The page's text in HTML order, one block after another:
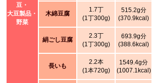
豆・
大豆製品・
野菜
木綿豆腐
1.7丁
(1丁300g)
515.2g分
(370.9kcal)
絹ごし豆腐
2.3丁
(1丁300g)
693.9g分
(388.6kcal)
長いも
2.2本
(1本720g)
1549.4g分
(1007.1kcal)